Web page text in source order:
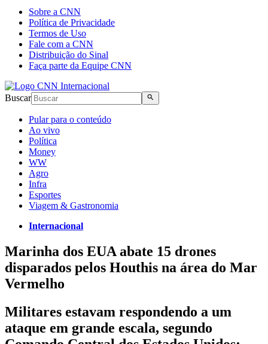
Sobre a CNN
Política de Privacidade
Termos de Uso
Fale com a CNN
Distribuição do Sinal
Faça parte da Equipe CNN
Buscar
Pular para o conteúdo
Ao vivo
Política
Money
WW
Agro
Infra
Esportes
Viagem & Gastronomia
Internacional
Marinha dos EUA abate 15 drones
disparados pelos Houthis na área do Mar
Vermelho
Militares estavam respondendo a um
ataque em grande escala, segundo